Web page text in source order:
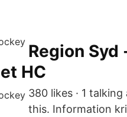
Region Syd
HC
380 likes · 1 talking
this. Information